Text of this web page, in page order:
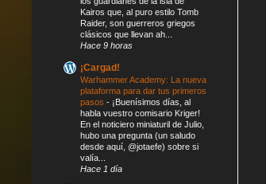
Kairos que, al puro estilo Tomb
Raider, son guerreros griegos
clásicos que llevan ah...
Hace 9 horas
¡Cargad!
Warhammer Academy: La nueva
plataforma para dar tus primeros
pasos - ¡Buenísimos días, al
habla vuestro comisario Kriger!
En el noticiero miniaturil de Julio,
hubo una pregunta (un saludo
desde aquí, @jotaefe) sobre si
valía...
Hace 1 día